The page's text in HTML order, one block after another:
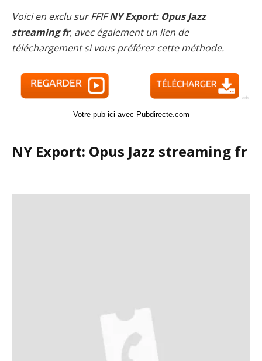
Voici en exclu sur FFIFNY Export: Opus Jazz
streaming fr, avec également un lien de
téléchargement si vous préférez cette méthode.
Votre pub ici avec Pubdirecte.com
NY Export: Opus Jazz streaming fr